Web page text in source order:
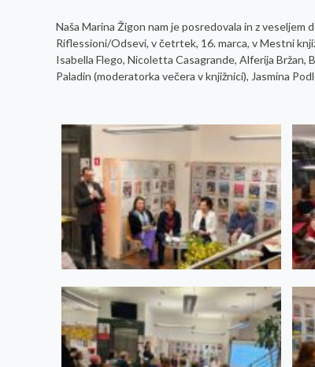
Naša Marina Žigon nam je posredovala in z
Riflessioni/Odsevi, v četrtek, 16. marca, v Mestni
Isabella Flego, Nicoletta Casagrande, Alferija Bržan,
Paladin (moderatorka večera v knjižnici), Jasmina